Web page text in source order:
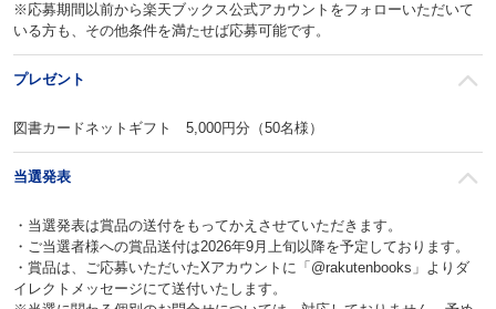
※応募期間以前から楽天ブックス公式アカウントをフォローいただいて
いる方も、その他条件を満たせば応募可能です。
プレゼント
図書カードネットギフト 5,000円分（50名様）
当選発表
・当選発表は賞品の送付をもってかえさせていただきます。
・ご当選者様への賞品送付は2026年9月上旬以降を予定しております。
・賞品は、ご応募いただいたXアカウントに「@rakutenbooks」よりダ
イレクトメッセージにて送付いたします。